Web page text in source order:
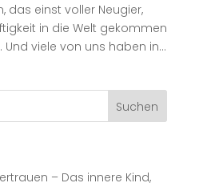
das einst voller Neugier,
in die Welt gekommen
Und viele von uns haben in...
– Das innere Kind,